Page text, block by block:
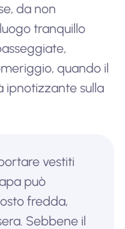
da non
tranquillo
quando il
ipnotizzante sulla
vestiti
può
fredda,
Sebbene il